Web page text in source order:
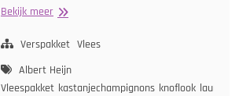
Bekijk meerBoeuf
Verspakket Vlees
Albert Heijn
Vleespakket kastanjechampignons knoflook laurier